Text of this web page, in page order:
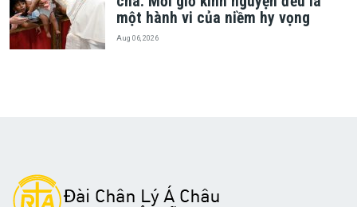
một hành vi của niềm hy vọng
Aug 06, 2026